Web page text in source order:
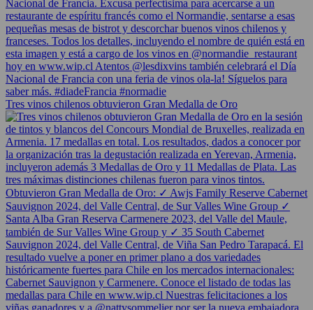
Tres vinos chilenos obtuvieron Gran Medalla de Oro